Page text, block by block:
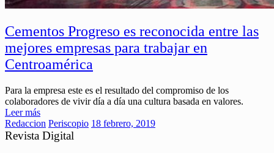
Cementos Progreso es reconocida entre las
mejores empresas para trabajar en
Centroamérica
Para la empresa este es el resultado del compromiso de los
colaboradores de vivir día a día una cultura basada en valores.
Leer más
Redaccion Periscopio 18 febrero, 2019
Revista Digital